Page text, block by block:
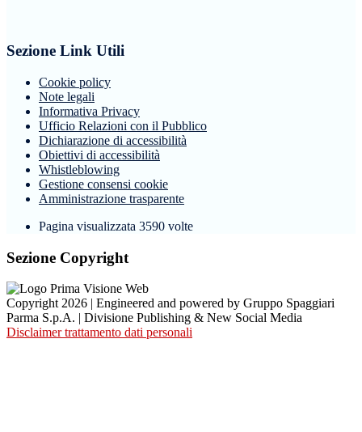
Sezione Link Utili
Cookie policy
Note legali
Informativa Privacy
Ufficio Relazioni con il Pubblico
Dichiarazione di accessibilità
Obiettivi di accessibilità
Whistleblowing
Gestione consensi cookie
Amministrazione trasparente
Pagina visualizzata 3590 volte
Sezione Copyright
Copyright 2026 | Engineered and powered by Gruppo Spaggiari
Parma S.p.A. | Divisione Publishing & New Social Media
Disclaimer trattamento dati personali